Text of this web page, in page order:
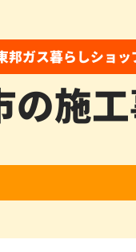
邦ガス暮らしショッ
の施